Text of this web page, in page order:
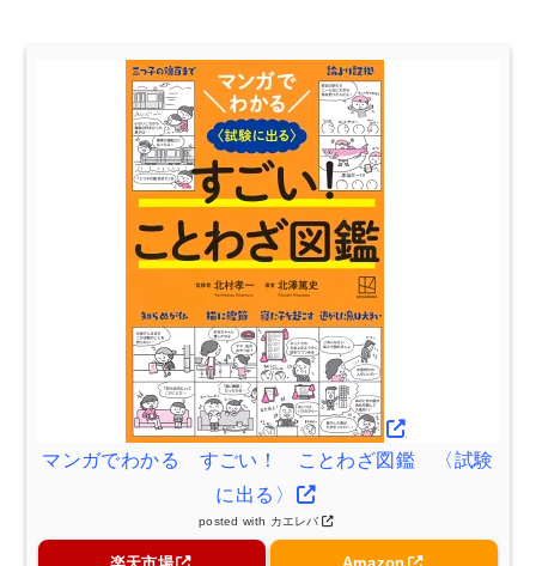
マンガでわかる すごい！ ことわざ図鑑 〈試験
に出る〉
posted with カエレバ
楽天市場 Amazon